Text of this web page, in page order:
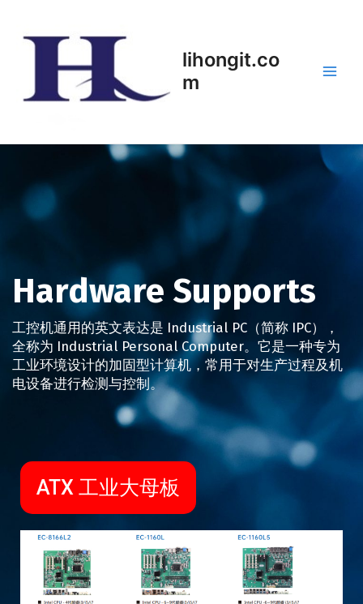
content
lihongit.co
m
Hardware Supports
工控机通用的英文表达是 Industrial PC（简称 IPC），
全称为 Industrial Personal Computer。它是一种专为
工业环境设计的加固型计算机，常用于对生产过程及机
电设备进行检测与控制。
ATX 工业大母板